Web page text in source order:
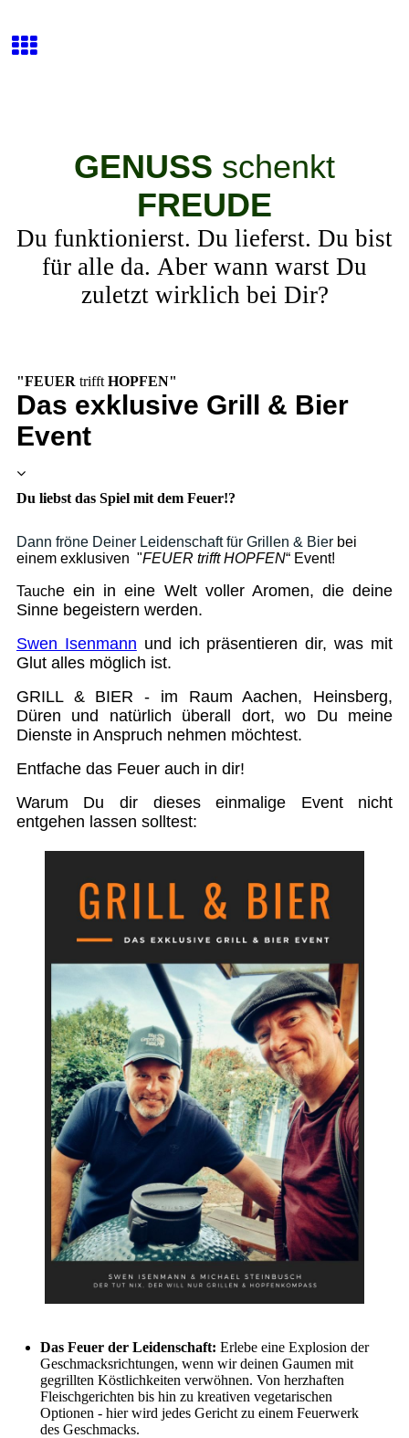
GENUSS schenkt
FREUDE
Du funktionierst. Du lieferst. Du bist
für alle da. Aber wann warst Du
zuletzt wirklich bei Dir?
"FEUER trifftHOPFEN"
Das exklusive Grill & Bier
Event
Du liebst das Spiel mit dem Feuer!?
Dann fröne Deiner Leidenschaft für Grillen & Bier bei
einem exklusiven "FEUER trifft HOPFEN“ Event!
Tauche ein in eine Welt voller Aromen, die deine
Sinne begeistern werden.
Swen Isenmann und ich präsentieren dir, was mit
Glut alles möglich ist.
GRILL & BIER - im Raum Aachen, Heinsberg,
Düren und natürlich überall dort, wo Du meine
Dienste in Anspruch nehmen möchtest.
Entfache das Feuer auch in dir!
Warum Du dir dieses einmalige Event nicht
entgehen lassen solltest:
Das Feuer der Leidenschaft: Erlebe eine Explosion der
Geschmacksrichtungen, wenn wir deinen Gaumen mit
gegrillten Köstlichkeiten verwöhnen. Von herzhaften
Fleischgerichten bis hin zu kreativen vegetarischen
Optionen - hier wird jedes Gericht zu einem Feuerwerk
des Geschmacks.